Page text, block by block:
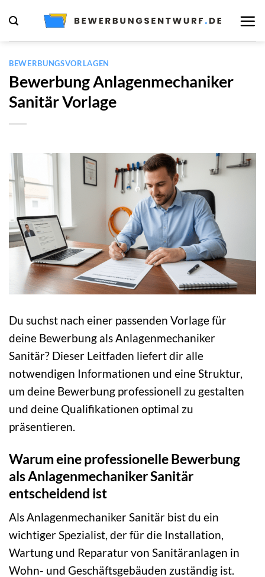
Inhalt
springen
BEWERBUNGSVORLAGEN
Bewerbung Anlagenmechaniker
Sanitär Vorlage
Du suchst nach einer passenden Vorlage für
deine Bewerbung als Anlagenmechaniker
Sanitär? Dieser Leitfaden liefert dir alle
notwendigen Informationen und eine Struktur,
um deine Bewerbung professionell zu gestalten
und deine Qualifikationen optimal zu
präsentieren.
Warum eine professionelle Bewerbung
als Anlagenmechaniker Sanitär
entscheidend ist
Als Anlagenmechaniker Sanitär bist du ein
wichtiger Spezialist, der für die Installation,
Wartung und Reparatur von Sanitäranlagen in
Wohn- und Geschäftsgebäuden zuständig ist.